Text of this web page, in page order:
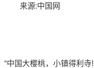
来源:中国网
“中国大樱桃，小镇得利